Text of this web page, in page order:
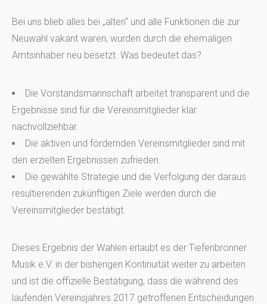
Bei uns blieb alles bei „alten“ und alle Funktionen die zur
Neuwahl vakant waren, wurden durch die ehemaligen
Amtsinhaber neu besetzt. Was bedeutet das?
Die Vorstandsmannschaft arbeitet transparent und die
Ergebnisse sind für die Vereinsmitglieder klar
nachvollziehbar.
Die aktiven und fördernden Vereinsmitglieder sind mit
den erzielten Ergebnissen zufrieden.
Die gewählte Strategie und die Verfolgung der daraus
resultierenden zukünftigen Ziele werden durch die
Vereinsmitglieder bestätigt.
Dieses Ergebnis der Wahlen erlaubt es der Tiefenbronner
Musik e.V. in der bisherigen Kontinuität weiter zu arbeiten
und ist die offizielle Bestätigung, dass die während des
laufenden Vereinsjahres 2017 getroffenen Entscheidungen